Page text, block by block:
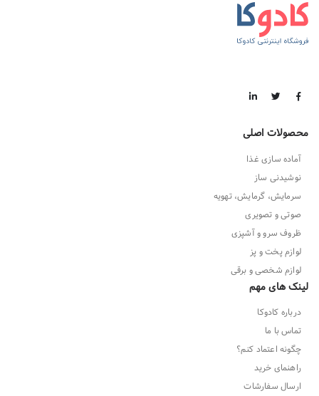
محصولات اصلی
آماده سازی غذا
نوشیدنی ساز
سرمایش، گرمایش، تهویه
صوتی و تصویری
ظروف سرو و آشپزی
لوازم پخت و پز
لوازم شخصی و برقی
لینک های مهم
درباره کادوکا
تماس با ما
چگونه اعتماد کنم؟
راهنمای خرید
ارسال سفارشات